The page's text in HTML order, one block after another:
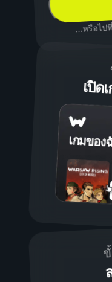
...หรือไป
เปิด
เกมของ